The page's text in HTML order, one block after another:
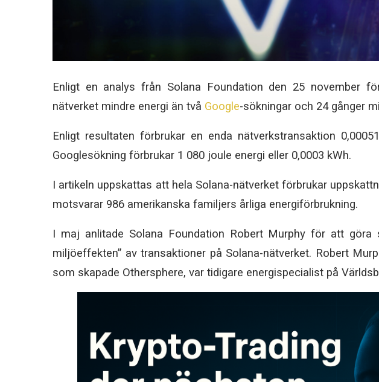
Enligt en analys från Solana Foundation den 25 november
nätverket mindre energi än två Google-sökningar och 24 gånger
Enligt resultaten förbrukar en enda nätverkstransaktion
Googlesökning förbrukar 1 080 joule energi eller 0,0003 kWh.
I artikeln uppskattas att hela Solana-nätverket förbrukar
motsvarar 986 amerikanska familjers årliga energiförbrukning.
I maj anlitade Solana Foundation Robert Murphy för att
miljöeffekten” av transaktioner på Solana-nätverket. Robert
som skapade Othersphere, var tidigare energispecialist på